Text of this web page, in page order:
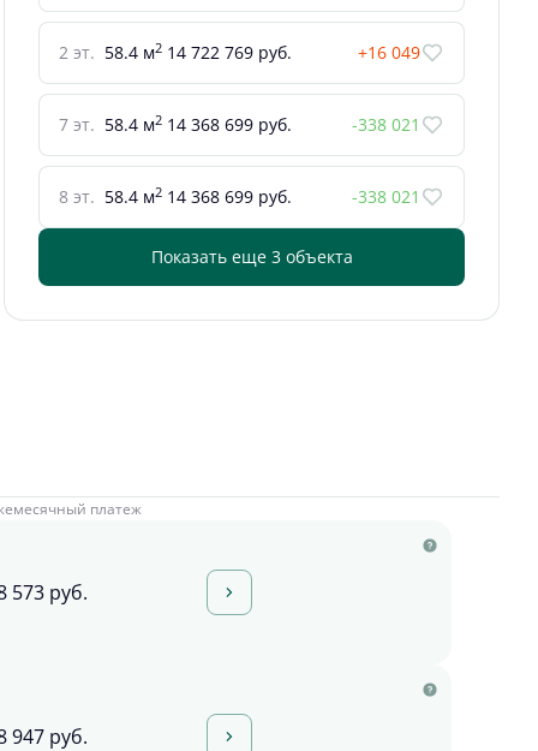
2 эт. 58.4 м2 14 722 769 руб. +16 049
7 эт. 58.4 м2 14 368 699 руб. -338 021
8 эт. 58.4 м2 14 368 699 руб. -338 021
Показать еще 3 объектa
платеж
573 руб.
947 руб.